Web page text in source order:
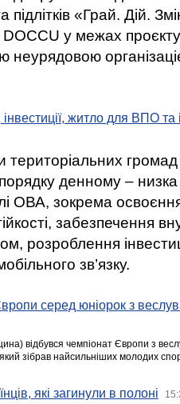
підлітків «Грай. Дій.
DOCCU у межах
неурядовою
інвестиції, житло для ВПО
територіальних громад
денному –
ОВА, зокрема освоєння
забезпечення
розроблення
зв’язку.
серед юніорок з
відбувся чемпіонат Європи з
зібрав найсильніших молодих
які загинули в полоні